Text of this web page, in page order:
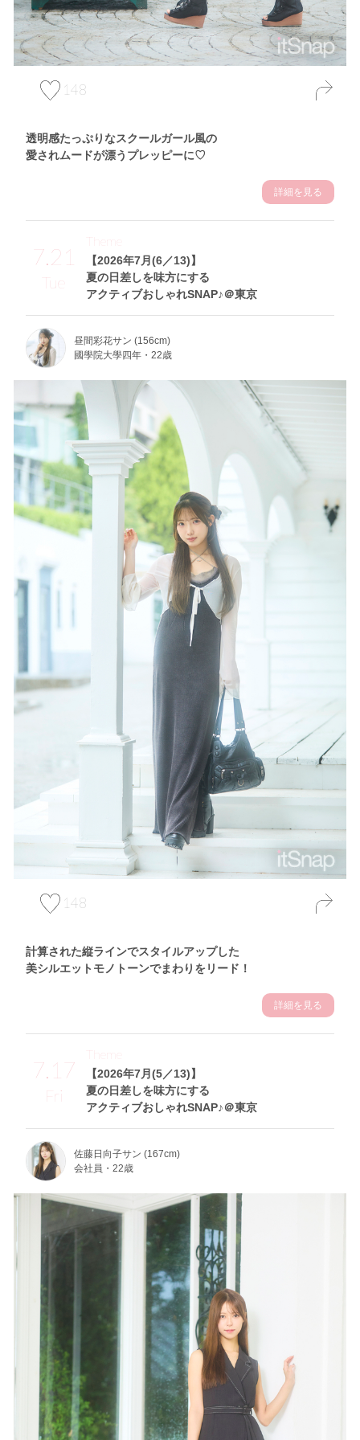
148
透明感たっぷりなスクールガール風の
愛されムードが漂うプレッピーに♡
詳細を見る
7.21
Tue
【2026年7月(6／13)】
夏の日差しを味方にする
アクティブおしゃれSNAP♪＠東京
Theme
昼間彩花サン (156cm)
國學院大學四年・22歳
148
計算された縦ラインでスタイルアップした
美シルエットモノトーンでまわりをリード！
詳細を見る
7.17
Fri
【2026年7月(5／13)】
夏の日差しを味方にする
アクティブおしゃれSNAP♪＠東京
Theme
佐藤日向子サン (167cm)
会社員・22歳